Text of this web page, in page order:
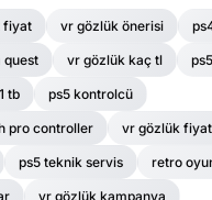
fiyat vr gözlük önerisi
quest vr gözlük kaç tl
tb ps5 kontrolcü
pro controller vr gözlük
ps5 teknik servis retro
vr gözlük kampanya